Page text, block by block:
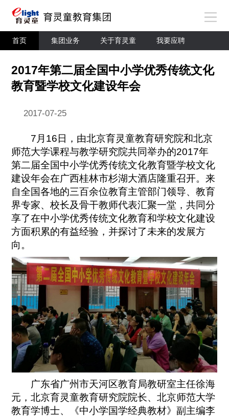
首页 集团业务 关于育灵童 我要应聘
2017年第二届全国中小学优秀传统文化
教育暨学校文化建设年会
2017-07-25
7月16日，由北京育灵童教育研究院和北京
师范大学课程与教学研究院共同举办的2017年
第二届全国中小学优秀传统文化教育暨学校文化
建设年会在广西桂林市杉湖大酒店隆重召开。来
自全国各地的三百余位教育主管部门领导、教育
界专家、校长及骨干教师代表汇聚一堂，共同分
享了在中小学优秀传统文化教育和学校文化建设
方面积累的有益经验，并探讨了未来的发展方
向。
广东省广州市天河区教育局教研室主任徐海
元，北京育灵童教育研究院院长、北京师范大学
教育学博士、《中小学国学经典教材》副主编李